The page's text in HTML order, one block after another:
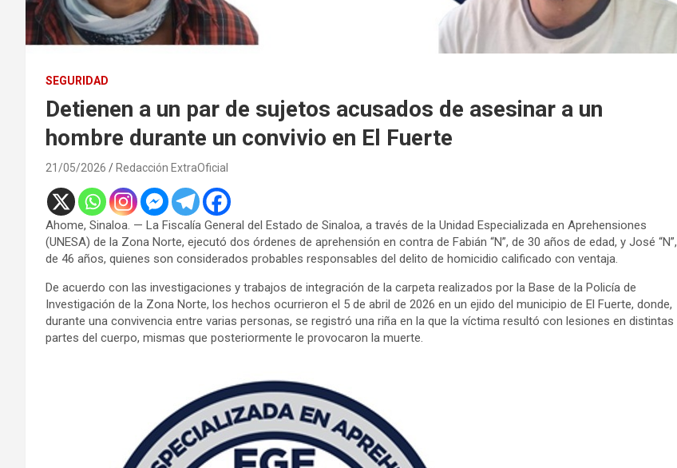
SEGURIDAD
Detienen a un par de sujetos acusados de asesinar a un
hombre durante un convivio en El Fuerte
21/05/2026 Redacción ExtraOficial
Ahome, Sinaloa. — La Fiscalía General del Estado de Sinaloa, a través de la Unidad Especializada en Aprehensiones
(UNESA) de la Zona Norte, ejecutó dos órdenes de aprehensión en contra de Fabián “N”, de 30 años de edad, y José “N”,
de 46 años, quienes son considerados probables responsables del delito de homicidio calificado con ventaja.
De acuerdo con las investigaciones y trabajos de integración de la carpeta realizados por la Base de la Policía de
Investigación de la Zona Norte, los hechos ocurrieron el 5 de abril de 2026 en un ejido del municipio de El Fuerte, donde,
durante una convivencia entre varias personas, se registró una riña en la que la víctima resultó con lesiones en distintas
partes del cuerpo, mismas que posteriormente le provocaron la muerte.